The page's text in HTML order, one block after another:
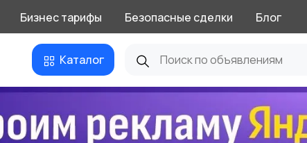
Бизнес тарифы Безопасные сделки Блог
Каталог